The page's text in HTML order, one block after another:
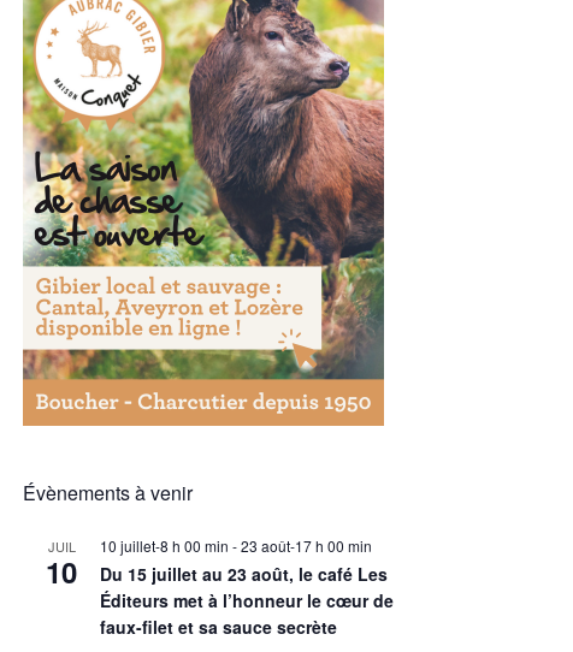
Évènements à venir
JUIL
10
10 juillet-8 h 00 min -23 août-17 h 00 min
Du 15 juillet au 23 août, le café Les
Éditeurs met à l’honneur le cœur de
faux-filet et sa sauce secrète